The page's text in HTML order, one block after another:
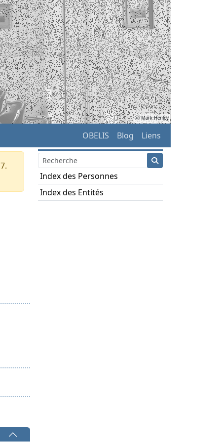
ⓒ Mark Henley
OBELIS Blog Liens
Index des Personnes
Index des Entités